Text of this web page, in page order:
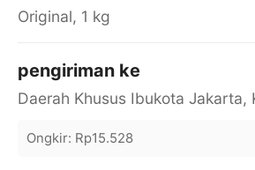
Original, 1 kg
pengiriman ke
Ongkir: Rp15.528